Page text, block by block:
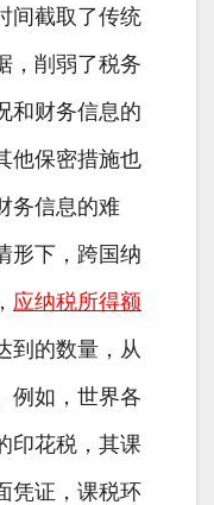
间截取了传统
，削弱了税务
和财务信息的
他保密措施也
务信息的难
形下，跨国纳
应纳税所得额
到的数量，从
例如，世界各
印花税，其课
凭证，课税环